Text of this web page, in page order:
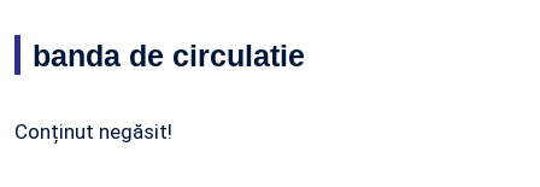
banda de circulatie
Conținut negăsit!